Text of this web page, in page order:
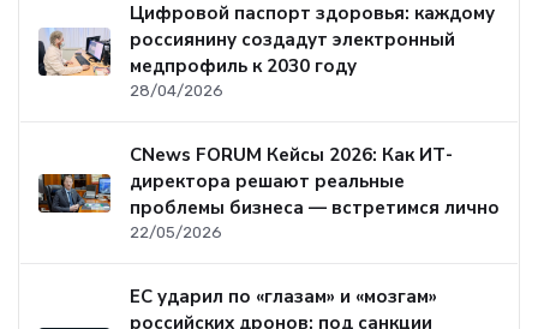
Цифровой паспорт здоровья: каждому
россиянину создадут электронный
медпрофиль к 2030 году
28/04/2026
CNews FORUM Кейсы 2026: Как ИТ-
директора решают реальные
проблемы бизнеса — встретимся лично
22/05/2026
ЕС ударил по «глазам» и «мозгам»
российских дронов: под санкции